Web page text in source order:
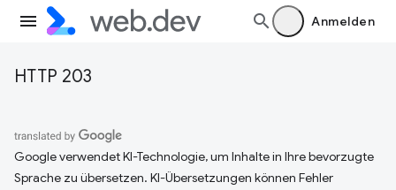
Anmelden
HTTP 203
Google verwendet KI-Technologie, um Inhalte in Ihre bevorzugte
Sprache zu übersetzen. KI-Übersetzungen können Fehler